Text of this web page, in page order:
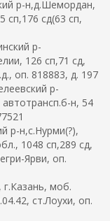
р-н,д.Шемордан,
сп,176 сд(63 сп,
р-
126 сп,71 сд,
оп. 818883, д. 197
р-
н, 54
р-н,с.Нурми(?),
1048 сп,289 сд,
Ярви, оп.
моб.
ст.Лоухи, оп.